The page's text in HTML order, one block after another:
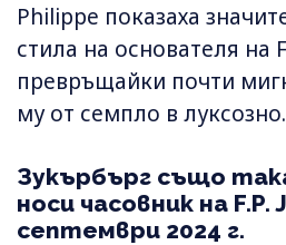
Philippe показаха
стила на основателя на
превръщайки почти
му от семпло в луксозно.
Зукърбърг също
носи часовник на F.P.
септември 2024 г.